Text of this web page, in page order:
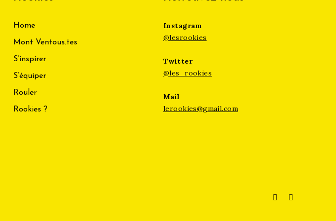
Home
Mont Ventous.tes
S’inspirer
S’équiper
Rouler
Rookies ?
Instagram
@lesrookies
Twitter
@les_rookies
Mail
lerookies@gmail.com
Instagram